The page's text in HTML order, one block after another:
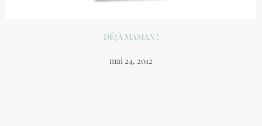
DÉJÀ MAMAN !
mai 24, 2012